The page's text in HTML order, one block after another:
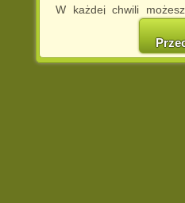
W każdej chwili
cookies w swojej
w naszej
http://chomikuj.pl/